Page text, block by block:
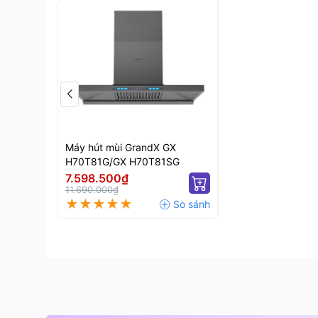
sáng khu vực nấu ăn hiệu quả, đồng thời
Máy hút mùi GrandX GX
H70T81G/GX H70T81SG
7.598.500₫
11.690.000₫